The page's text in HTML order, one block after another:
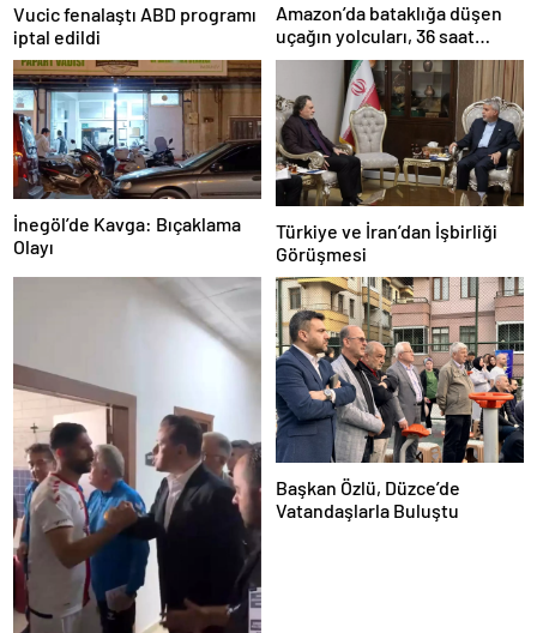
Vucic fenalaştı ABD programı
iptal edildi
Amazon’da bataklığa düşen
uçağın yolcuları, 36 saat
kurtarılmayı bekledi
İnegöl’de Kavga: Bıçaklama
Olayı
Türkiye ve İran’dan İşbirliği
Görüşmesi
Başkan Özlü, Düzce’de
Vatandaşlarla Buluştu